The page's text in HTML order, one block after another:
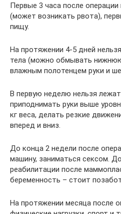
Первые 3 часа после
(может возникать рвота),
пищу.
На протяжении 4-5 дней
тела (можно обмывать
влажным полотенцем руки и
В первую неделю нельзя
приподнимать руки выше
кг веса, делать резкие
вперед и вниз.
До конца 2 недели после
машину, заниматься сексом.
реабилитации после
беременность – стоит
На протяжении месяца после